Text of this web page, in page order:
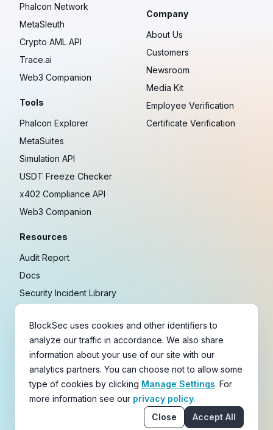
Phalcon Network
MetaSleuth
Crypto AML API
Trace.ai
Web3 Companion
Tools
Phalcon Explorer
MetaSuites
Simulation API
USDT Freeze Checker
x402 Compliance API
Web3 Companion
Resources
Audit Report
Docs
Security Incident Library
Research
Guides
Crypto Payment Playbook
Company
About Us
Customers
Newsroom
Media Kit
Employee Verification
Certificate Verification
Copyright © 2021-2026BlockSec
Terms & Policies & Disclaimer
TelegramYouTubeLinkedinGitHub
BlockSec uses cookies and other identifiers to
analyze our traffic in accordance. We also share
information about your use of our site with our
analytics partners. You can choose not to allow some
type of cookies by clicking Manage Settings. For
more information see our privacy policy.
Close
Accept All